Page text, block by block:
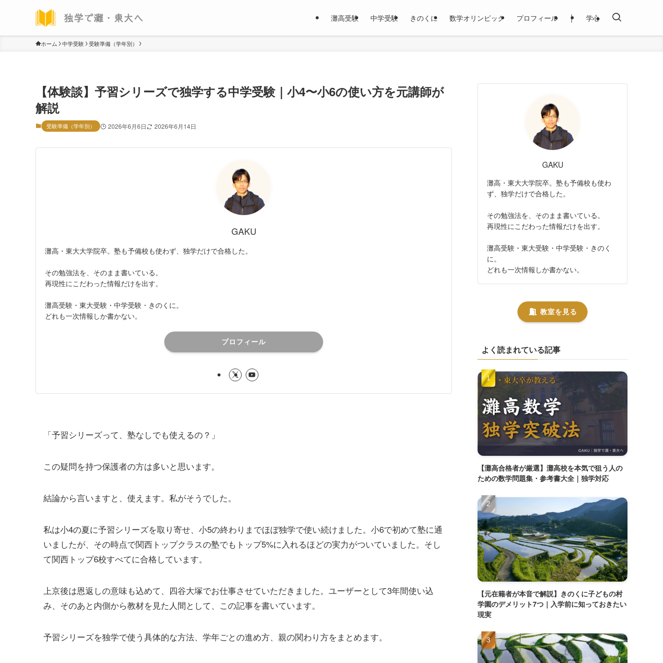
灘高受験 中学受験 きのくに 数学オリンピック プロフィール │ 学心
ホーム 中学受験 受験準備（学年別）
【体験談】予習シリーズで独学する中学受験｜小4〜小6の使い方を元講師が
解説
受験準備（学年別） 2026年6月6日 2026年6月14日
GAKU
灘高・東大大学院卒。塾も予備校も使わず、独学だけで合格した。
その勉強法を、そのまま書いている。
再現性にこだわった情報だけを出す。
灘高受験・東大受験・中学受験・きのくに。
どれも一次情報しか書かない。
プロフィール
「予習シリーズって、塾なしでも使えるの？」
この疑問を持つ保護者の方は多いと思います。
結論から言いますと、使えます。私がそうでした。
私は小4の夏に予習シリーズを取り寄せ、小5の終わりまでほぼ独学で使い続けました。小6で初めて塾に通
いましたが、その時点で関西トップクラスの塾でもトップ5%に入れるほどの実力がついていました。そし
て関西トップ6校すべてに合格しています。
上京後は恩返しの意味も込めて、四谷大塚でお仕事させていただきました。ユーザーとして3年間使い込
み、そのあと内側から教材を見た人間として、この記事を書いています。
予習シリーズを独学で使う具体的な方法、学年ごとの進め方、親の関わり方をまとめます。
GAKU
灘高・東大大学院卒。塾も予備校も使わ
ず、独学だけで合格した。
その勉強法を、そのまま書いている。
再現性にこだわった情報だけを出す。
灘高受験・東大受験・中学受験・きのく
に。
どれも一次情報しか書かない。
教室を見る
よく読まれている記事
【灘高合格者が厳選】灘高校を本気で狙う人の
ための数学問題集・参考書大全｜独学対応
【元在籍者が本音で解説】きのくに子どもの村
学園のデメリット7つ｜入学前に知っておきたい
現実